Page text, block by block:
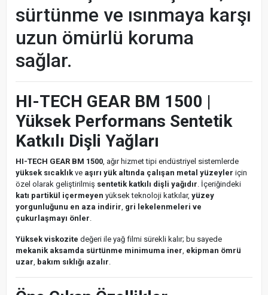
sürtünme ve ısınmaya karşı
uzun ömürlü koruma
sağlar.
HI-TECH GEAR BM 1500 |
Yüksek Performans Sentetik
Katkılı Dişli Yağları
HI-TECH GEAR BM 1500, ağır hizmet tipi endüstriyel sistemlerde
yüksek sıcaklık ve aşırı yük altında çalışan metal yüzeyler için
özel olarak geliştirilmiş sentetik katkılı dişli yağıdır. İçeriğindeki
katı partikül içermeyen yüksek teknoloji katkılar, yüzey
yorgunluğunu en aza indirir, gri lekelenmeleri ve
çukurlaşmayı önler.
Yüksek viskozite değeri ile yağ filmi sürekli kalır; bu sayede
mekanik aksamda sürtünme minimuma iner, ekipman ömrü
uzar, bakım sıklığı azalır.